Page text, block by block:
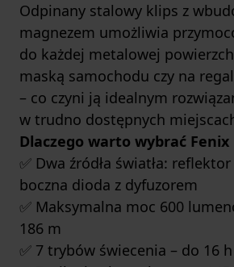
Odpinany stalowy klips z
magnezem umożliwia
do każdej metalowej
maską samochodu czy na
– co czyni ją idealnym
w trudno dostępnych
Dlaczego warto wybrać Fenix
✅ Dwa źródła światła: reflektor
boczna dioda z dyfuzorem
✅ Maksymalna moc 600
186 m
✅ 7 trybów świecenia – do 16